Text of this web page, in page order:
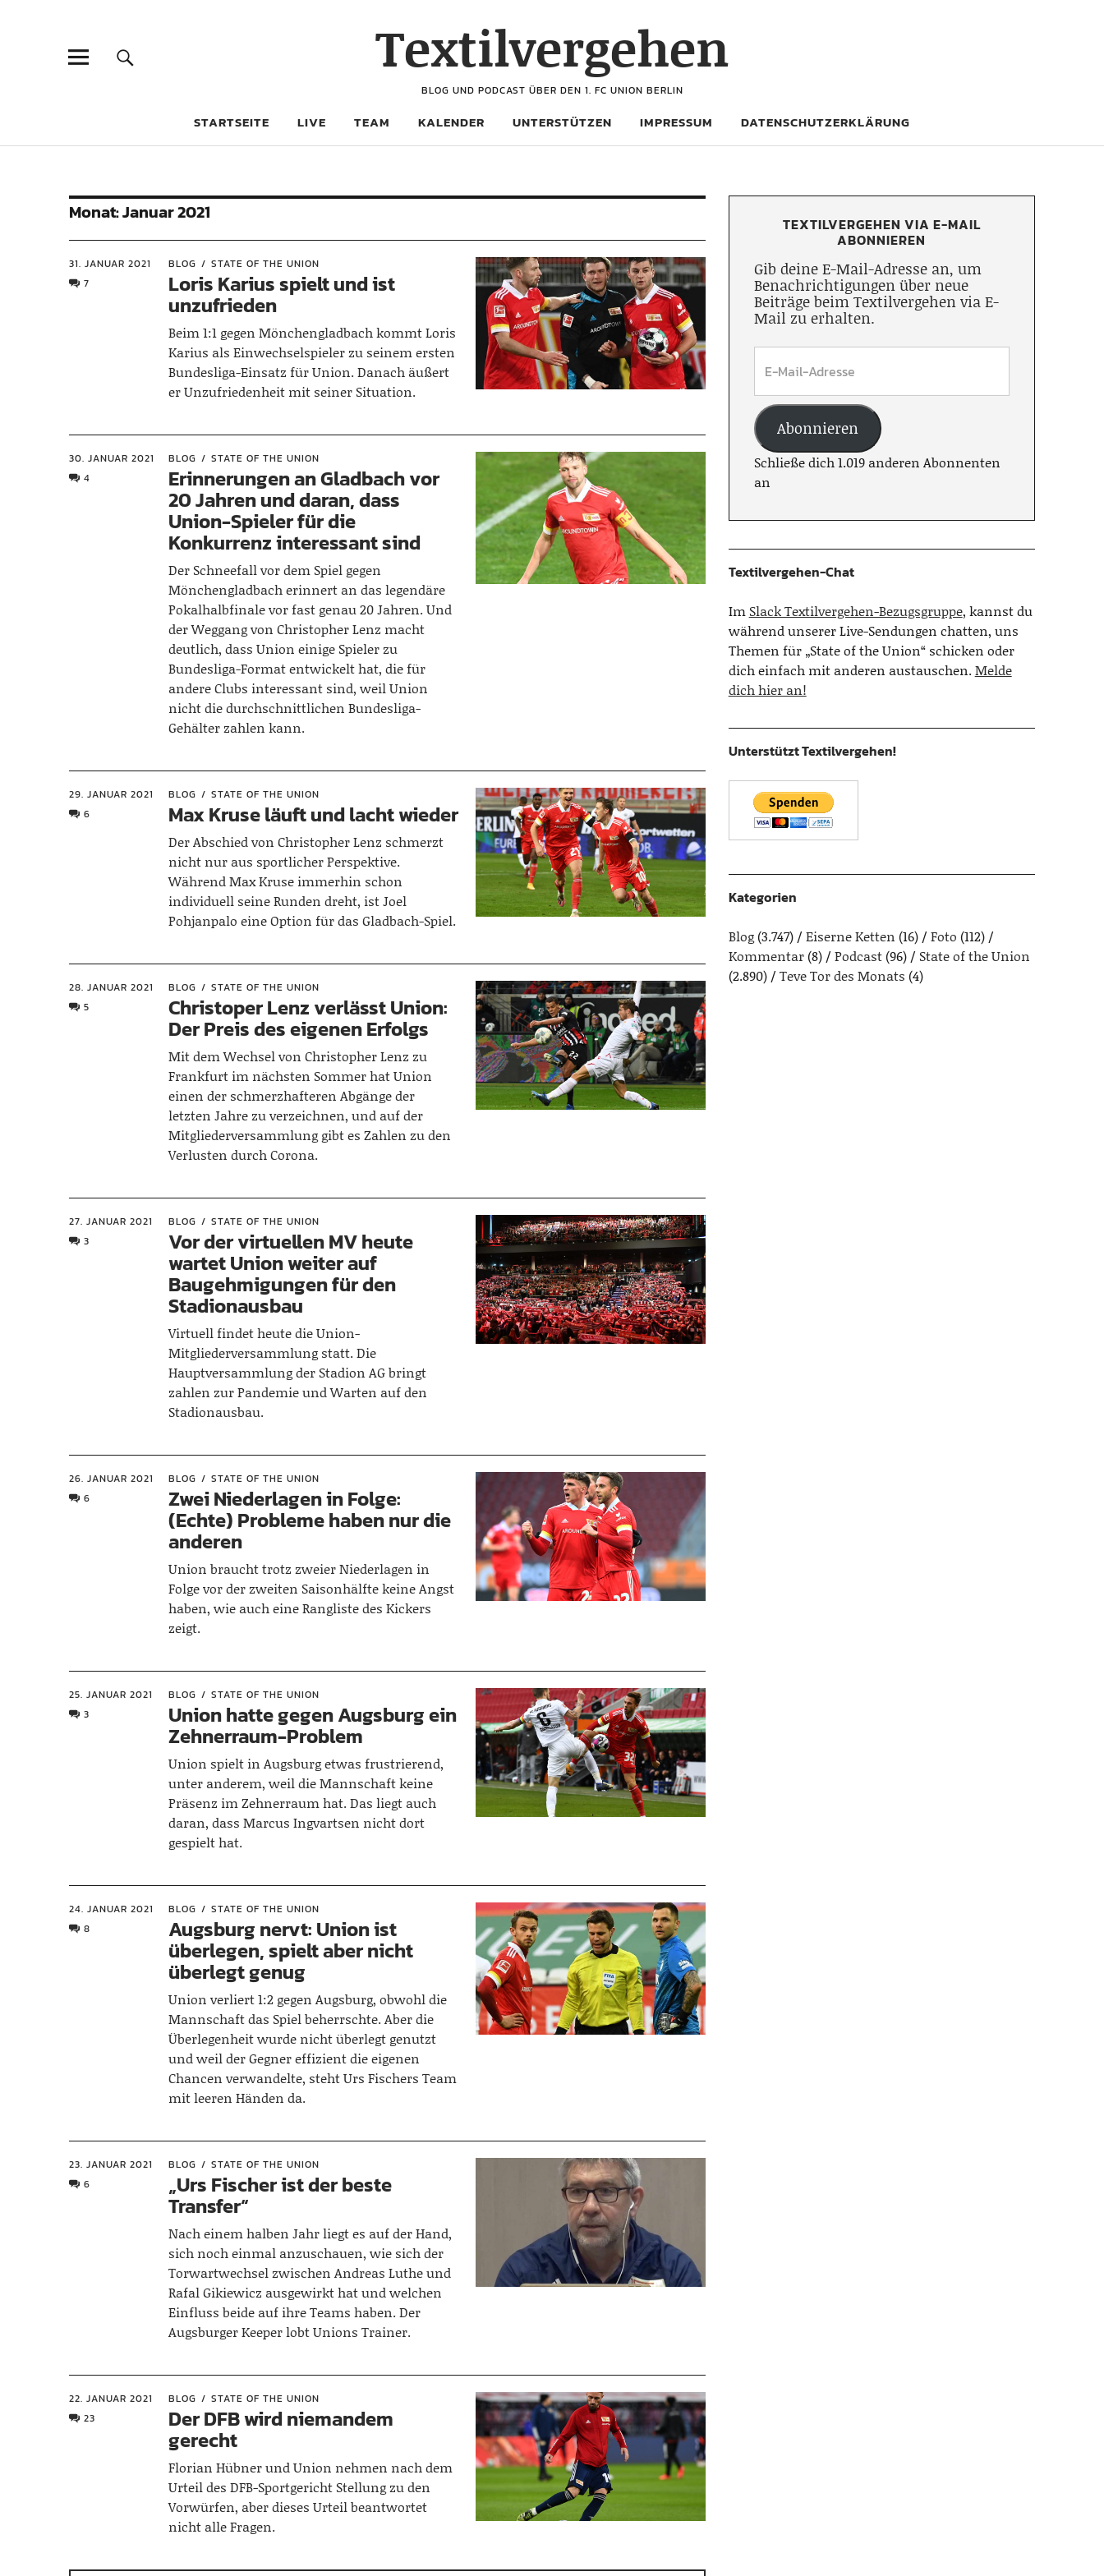
Textilvergehen
BLOG UND PODCAST ÜBER DEN 1. FC UNION BERLIN
STARTSEITE LIVE TEAM KALENDER UNTERSTÜTZEN IMPRESSUM DATENSCHUTZERKLÄRUNG
Monat:Januar 2021
31. JANUAR 2021
7
BLOG STATE OF THE UNION
Loris Karius spielt und ist
unzufrieden
Beim 1:1 gegen Mönchengladbach kommt Loris
Karius als Einwechselspieler zu seinem ersten
Bundesliga-Einsatz für Union. Danach äußert
er Unzufriedenheit mit seiner Situation.
30. JANUAR 2021
4
BLOG STATE OF THE UNION
Erinnerungen an Gladbach vor
20 Jahren und daran, dass
Union-Spieler für die
Konkurrenz interessant sind
Der Schneefall vor dem Spiel gegen
Mönchengladbach erinnert an das legendäre
Pokalhalbfinale vor fast genau 20 Jahren. Und
der Weggang von Christopher Lenz macht
deutlich, dass Union einige Spieler zu
Bundesliga-Format entwickelt hat, die für
andere Clubs interessant sind, weil Union
nicht die durchschnittlichen Bundesliga-
Gehälter zahlen kann.
29. JANUAR 2021
6
BLOG STATE OF THE UNION
Max Kruse läuft und lacht wieder
Der Abschied von Christopher Lenz schmerzt
nicht nur aus sportlicher Perspektive.
Während Max Kruse immerhin schon
individuell seine Runden dreht, ist Joel
Pohjanpalo eine Option für das Gladbach-Spiel.
28. JANUAR 2021
5
BLOG STATE OF THE UNION
Christoper Lenz verlässt Union:
Der Preis des eigenen Erfolgs
Mit dem Wechsel von Christopher Lenz zu
Frankfurt im nächsten Sommer hat Union
einen der schmerzhafteren Abgänge der
letzten Jahre zu verzeichnen, und auf der
Mitgliederversammlung gibt es Zahlen zu den
Verlusten durch Corona.
27. JANUAR 2021
3
BLOG STATE OF THE UNION
Vor der virtuellen MV heute
wartet Union weiter auf
Baugehmigungen für den
Stadionausbau
Virtuell findet heute die Union-
Mitgliederversammlung statt. Die
Hauptversammlung der Stadion AG bringt
zahlen zur Pandemie und Warten auf den
Stadionausbau.
26. JANUAR 2021
6
BLOG STATE OF THE UNION
Zwei Niederlagen in Folge:
(Echte) Probleme haben nur die
anderen
Union braucht trotz zweier Niederlagen in
Folge vor der zweiten Saisonhälfte keine Angst
haben, wie auch eine Rangliste des Kickers
zeigt.
25. JANUAR 2021
3
BLOG STATE OF THE UNION
Union hatte gegen Augsburg ein
Zehnerraum-Problem
Union spielt in Augsburg etwas frustrierend,
unter anderem, weil die Mannschaft keine
Präsenz im Zehnerraum hat. Das liegt auch
daran, dass Marcus Ingvartsen nicht dort
gespielt hat.
24. JANUAR 2021
8
BLOG STATE OF THE UNION
Augsburg nervt: Union ist
überlegen, spielt aber nicht
überlegt genug
Union verliert 1:2 gegen Augsburg, obwohl die
Mannschaft das Spiel beherrschte. Aber die
Überlegenheit wurde nicht überlegt genutzt
und weil der Gegner effizient die eigenen
Chancen verwandelte, steht Urs Fischers Team
mit leeren Händen da.
23. JANUAR 2021
6
BLOG STATE OF THE UNION
„Urs Fischer ist der beste
Transfer“
Nach einem halben Jahr liegt es auf der Hand,
sich noch einmal anzuschauen, wie sich der
Torwartwechsel zwischen Andreas Luthe und
Rafal Gikiewicz ausgewirkt hat und welchen
Einfluss beide auf ihre Teams haben. Der
Augsburger Keeper lobt Unions Trainer.
22. JANUAR 2021
23
BLOG STATE OF THE UNION
Der DFB wird niemandem
gerecht
Florian Hübner und Union nehmen nach dem
Urteil des DFB-Sportgericht Stellung zu den
Vorwürfen, aber dieses Urteil beantwortet
nicht alle Fragen.
TEXTILVERGEHEN VIA E-MAIL
ABONNIEREN
Gib deine E-Mail-Adresse an, um
Benachrichtigungen über neue
Beiträge beim Textilvergehen via E-
Mail zu erhalten.
Abonnieren
Schließe dich 1.019 anderen Abonnenten
an
Textilvergehen-Chat
Im Slack Textilvergehen-Bezugsgruppe, kannst du
während unserer Live-Sendungen chatten, uns
Themen für „State of the Union“ schicken oder
dich einfach mit anderen austauschen.Melde
dich hier an!
Unterstützt Textilvergehen!
Kategorien
Blog(3.747) Eiserne Ketten (16) Foto (112)
Kommentar(8) Podcast(96)
State of the Union
(2.890)
Teve Tor des Monats (4)